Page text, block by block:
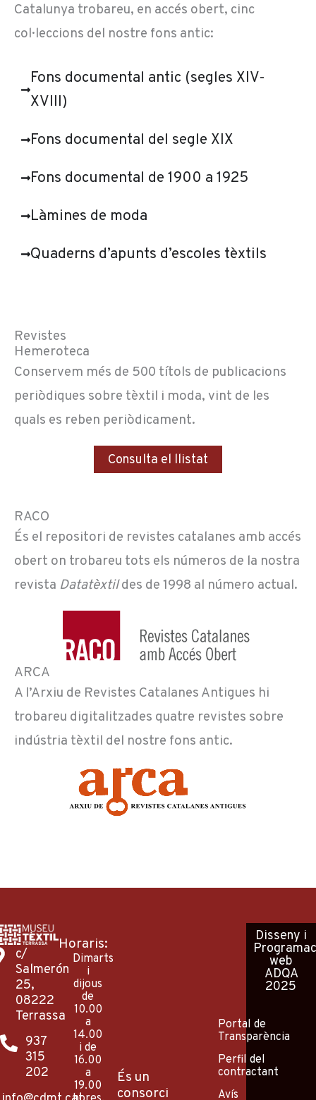
Catalunya trobareu, en accés obert, cinc
col·leccions del nostre fons antic:
Fons documental antic (segles XIV-
XVIII)
Fons documental del segle XIX
Fons documental de 1900 a 1925
Làmines de moda
Quaderns d’apunts d’escoles tèxtils
Revistes
Hemeroteca
Conservem més de 500 títols de publicacions
periòdiques sobre tèxtil i moda, vint de les
quals es reben periòdicament.
Consulta el llistat
RACO
És el repositori de revistes catalanes amb accés
obert on trobareu tots els números de la nostra
revista Datatèxtildes de 1998 al número actual.
ARCA
A l’Arxiu de Revistes Catalanes Antigues hi
trobareu digitalitzades quatre revistes sobre
indústria tèxtil del nostre fons antic.
c/
Salmerón
25,
08222
Terrassa
937
315
202
Horaris:
Dimarts
i
dijous
de
10.00
a
14.00
i de
16.00
a
19.00
És un
consorci
Portal de
Transparència
Perfil del
contractant
Avís
Disseny i
web
ADQA
2025